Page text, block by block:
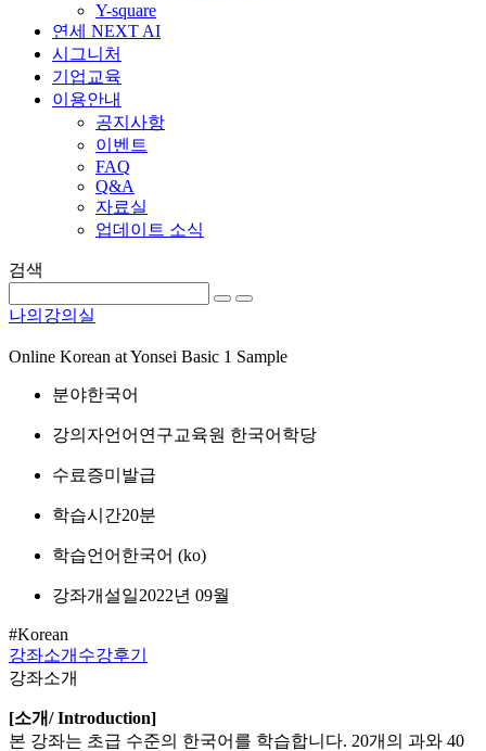
Y-square
연세 NEXT AI
시그니처
기업교육
이용안내
공지사항
이벤트
FAQ
Q&A
자료실
업데이트 소식
검색
나의강의실
Online Korean at Yonsei Basic 1 Sample
분야한국어
강의자언어연구교육원 한국어학당
수료증미발급
학습시간20분
학습언어 한국어 ‎(ko)‎
강좌개설일2022년 09월
#Korean
강좌소개 수강후기
강좌소개
[소개/ Introduction]
본 강좌는 초급 수준의 한국어를 학습합니다. 20개의 과와 40